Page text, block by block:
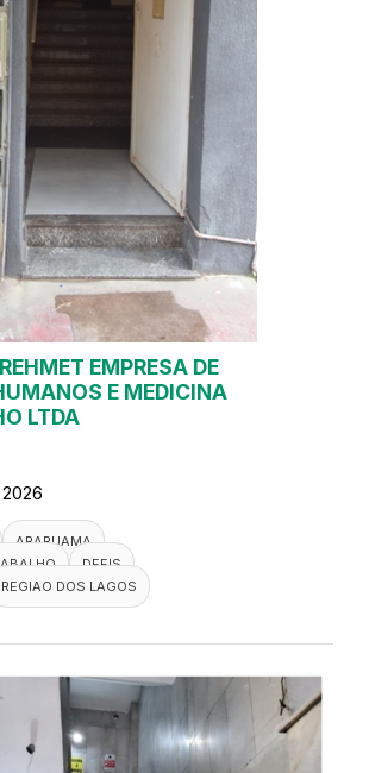
EMPRESA DE
E MEDICINA
LTDA
ARARUAMA
DEFIS
REGIAO DOS LAGOS